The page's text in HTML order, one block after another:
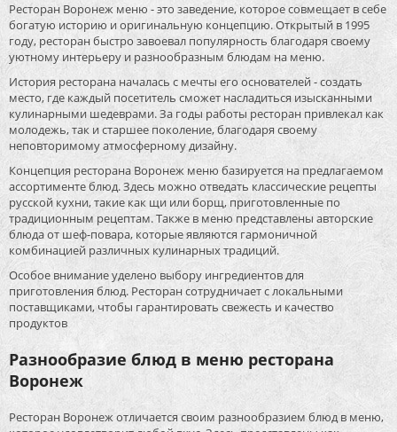
Ресторан Воронеж меню - это заведение, которое совмещает в себе
богатую историю и оригинальную концепцию. Открытый в 1995
году, ресторан быстро завоевал популярность благодаря своему
уютному интерьеру и разнообразным блюдам на меню.
История ресторана началась с мечты его основателей - создать
место, где каждый посетитель сможет насладиться изысканными
кулинарными шедеврами. За годы работы ресторан привлекал как
молодежь, так и старшее поколение, благодаря своему
неповторимому атмосферному дизайну.
Концепция ресторана Воронеж меню базируется на предлагаемом
ассортименте блюд. Здесь можно отведать классические рецепты
русской кухни, такие как щи или борщ, приготовленные по
традиционным рецептам. Также в меню представлены авторские
блюда от шеф-повара, которые являются гармоничной
комбинацией различных кулинарных традиций.
Особое внимание уделено выбору ингредиентов для
приготовления блюд. Ресторан сотрудничает с локальными
поставщиками, чтобы гарантировать свежесть и качество
продуктов
Разнообразие блюд в меню ресторана
Воронеж
Ресторан Воронеж отличается своим разнообразием блюд в меню,